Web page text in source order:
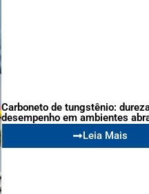
Carboneto de tungstênio:
desempenho em ambientes
Leia Mais